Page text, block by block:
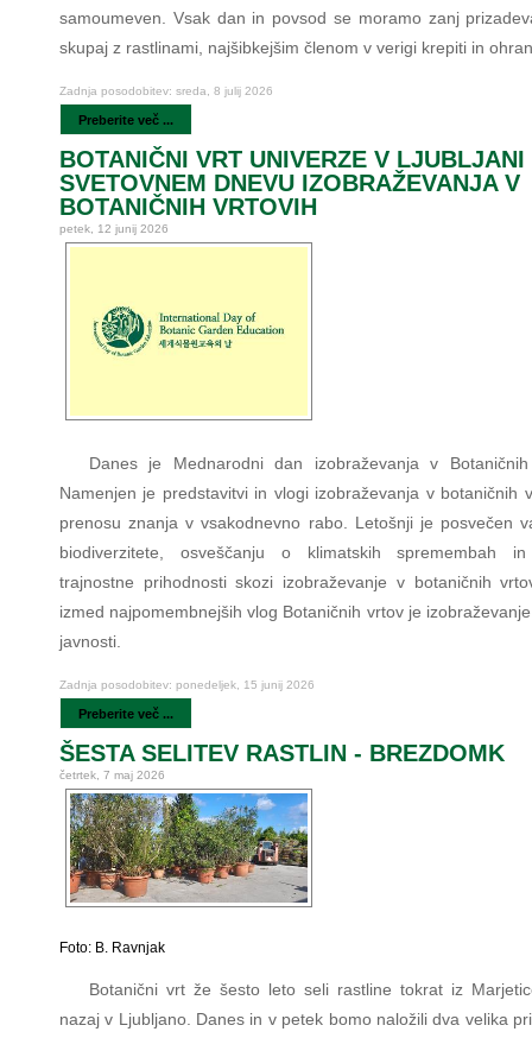
samoumeven. Vsak dan in povsod se moramo zanj
skupaj z rastlinami, najšibkejšim členom v verigi krepiti in
Zadnja posodobitev: sreda, 8 julij 2026
Preberite več ...
BOTANIČNI VRT UNIVERZE V LJUBLJANI
SVETOVNEM DNEVU IZOBRAŽEVANJA V
BOTANIČNIH VRTOVIH
petek, 12 junij 2026
Danes je Mednarodni dan izobraževanja v
Namenjen je predstavitvi in vlogi izobraževanja v botaničnih
prenosu znanja v vsakodnevno rabo. Letošnji je posvečen
biodiverzitete, osveščanju o klimatskih spremembah
trajnostne prihodnosti skozi izobraževanje v botaničnih
izmed najpomembnejših vlog Botaničnih vrtov je
javnosti.
Zadnja posodobitev: ponedeljek, 15 junij 2026
Preberite več ...
ŠESTA SELITEV RASTLIN - BREZDOMK
četrtek, 7 maj 2026
Foto: B. Ravnjak
Botanični vrt že šesto leto seli rastline tokrat iz
nazaj v Ljubljano. Danes in v petek bomo naložili dva velika